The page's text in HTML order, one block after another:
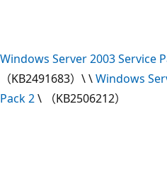
Windows Server 2003 Service
（KB2491683）\ \Windows
Pack 2\ （KB2506212）